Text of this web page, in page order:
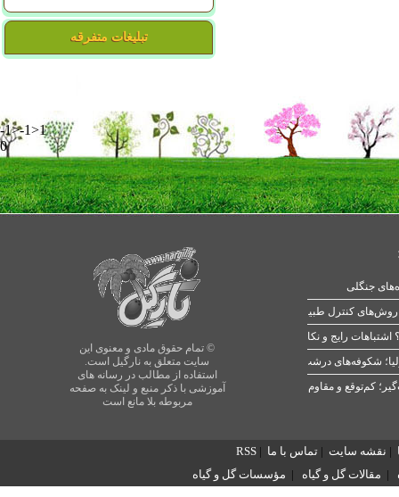
تبلیغات متفرقه
-1>-1>1
0
© تمام حقوق مادی و معنوی این
سایت متعلق به نارگیل است.
استفاده از مطالب در رسانه های
آموزشی با ذکر منبع و لینک به صفحه
مربوطه بلا مانع است
جنگلی
رایج و نکات طلایی
شکوفه‌های درشت در بهار
| نقشه سایت | تماس با ما |
RSS
| مقالات گل و گیاه | مؤسسات گل و گیاه